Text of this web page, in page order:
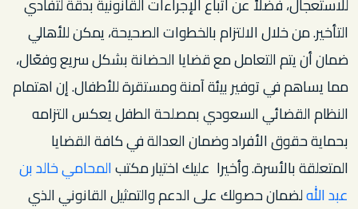
للاستعجال، فضلاً عن اتباع الإجراءات القانونية بدقة لتفادي
التأخير. من خلال الالتزام بالخطوات الصحيحة، يمكن للأهالي
ضمان أن يتم التعامل مع قضايا الحضانة بشكل سريع وفعّال،
مما يساهم في توفير بيئة آمنة ومستقرة للأطفال. إن اهتمام
النظام القضائي السعودي بمصلحة الطفل يعكس التزامه
بحماية حقوق الأفراد وضمان العدالة في كافة القضايا
المتعلقة بالأسرة. وأخيرا عليك اختيار مكتبالمحامي خالد بن
عبد اللهلضمان حصولك على الدعم والتمثيل القانوني الذي